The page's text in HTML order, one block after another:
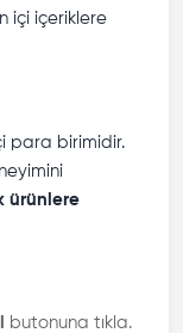
içi içeriklere
para birimidir.
ürünlere
butonuna tıkla.